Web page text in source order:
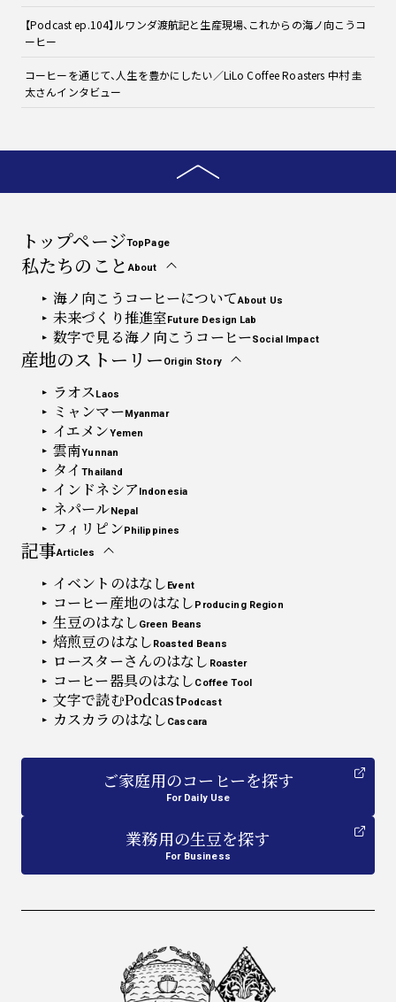
【Podcast ep.104】ルワンダ渡航記と生産現場、これからの海ノ向こうコ
ーヒー
コーヒーを通じて、人生を豊かにしたい／LiLo Coffee Roasters 中村 圭
太さんインタビュー
トップページTopPage
私たちのことAbout
海ノ向こうコーヒーについてAbout Us
未来づくり推進室Future Design Lab
数字で見る海ノ向こうコーヒーSocial Impact
産地のストーリー Origin Story
ラオス Laos
ミャンマーMyanmar
イエメンYemen
雲南Yunnan
タイThailand
インドネシア Indonesia
ネパールNepal
フィリピンPhilippines
記事Articles
イベントのはなし Event
コーヒー産地のはなし Producing Region
生豆のはなし Green Beans
焙煎豆のはなし Roasted Beans
ロースターさんのはなし Roaster
コーヒー器具のはなし Coffee Tool
文字で読むPodcastPodcast
カスカラのはなし Cascara
ご家庭用のコーヒーを探す
For Daily Use
業務用の生豆を探す
For Business